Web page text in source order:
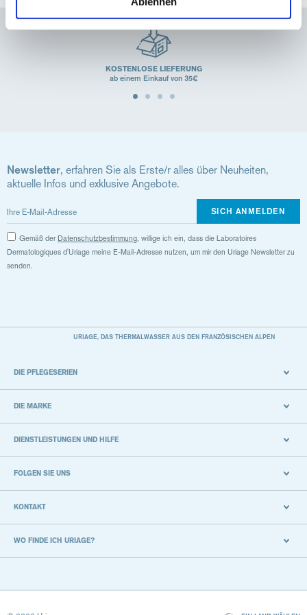
KOSTENLOSE LIEFERUNG
ab einem Einkauf von 35€
Newsletter, erfahren Sie als Erste/r alles über Neuheiten,
aktuelle Infos und exklusive Angebote.
SICH ANMELDEN
Gemäß der Datenschutzbestimmung, willige ich ein, dass die Laboratoires
Dermatologiques d'Uriage meine E-Mail-Adresse nutzen, um mir den Uriage Newsletter zu
senden.
URIAGE, DAS THERMALWASSER AUS DEN FRANZÖSISCHEN ALPEN
DIE PFLEGESERIEN
DIE MARKE
DIENSTLEISTUNGEN UND HILFE
FOLGEN SIE UNS
KONTAKT
WO FINDE ICH URIAGE?